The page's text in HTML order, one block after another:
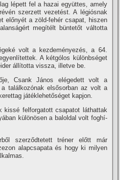
lépett fel a hazai együttes, amely
szerzett vezetést. A légiósnak
előnyét a zöld-fehér csapat, hiszen
megí­télt büntetőt váltotta
volt a kezdeményezés, a 64.
A kétgólos különbséget
állí­totta vissza, illetve be.
Csank János elégedett volt a
találkozónak elsősorban az volt a
játéklehetőséget kapjon.
kissé felforgatott csapatot láthattak
különösen a baloldal volt foghí­
szerződtetett tréner előtt már
alapcsapata és hogy ki milyen